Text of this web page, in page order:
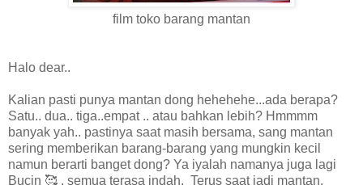
film toko barang mantan
Halo dear..
Kalian pasti punya mantan dong hehehehe...ada berapa?
Satu.. dua.. tiga..empat .. atau bahkan lebih? Hmmmm
banyak yah.. pastinya saat masih bersama, sang mantan
sering memberikan barang-barang yang mungkin kecil
namun berarti banget dong? Ya iyalah namanya juga lagi
Bucin 🥰 , semua terasa indah. Terus saat jadi mantan,